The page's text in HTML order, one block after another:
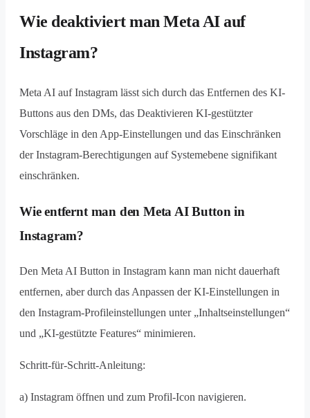
Wie deaktiviert man Meta AI auf
Instagram?
Meta AI auf Instagram lässt sich durch das Entfernen des KI-
Buttons aus den DMs, das Deaktivieren KI-gestützter
Vorschläge in den App-Einstellungen und das Einschränken
der Instagram-Berechtigungen auf Systemebene signifikant
einschränken.
Wie entfernt man den Meta AI Button in
Instagram?
Den Meta AI Button in Instagram kann man nicht dauerhaft
entfernen, aber durch das Anpassen der KI-Einstellungen in
den Instagram-Profileinstellungen unter „Inhaltseinstellungen“
und „KI-gestützte Features“ minimieren.
Schritt-für-Schritt-Anleitung:
a) Instagram öffnen und zum Profil-Icon navigieren.